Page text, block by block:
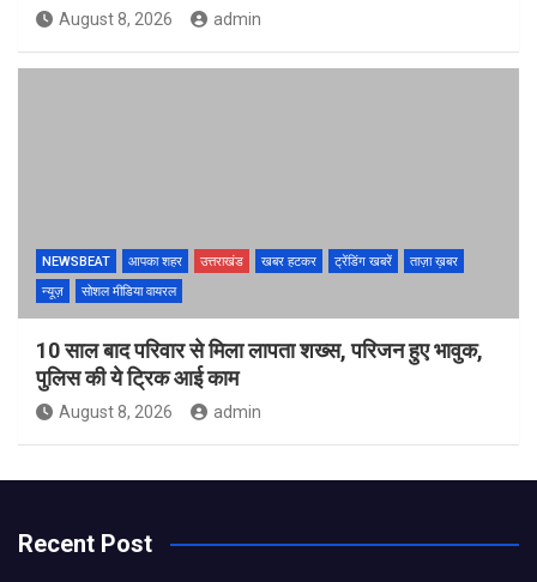
August 8, 2026 admin
NEWSBEAT आपका शहर उत्तराखंड खबर हटकर ट्रेंडिंग खबरें
ताज़ा ख़बर
न्यूज़
सोशल मीडिया वायरल
10 साल बाद परिवार से मिला लापता शख्स, परिजन हुए भावुक,
पुलिस की ये ट्रिक आई काम
August 8, 2026 admin
Recent Post